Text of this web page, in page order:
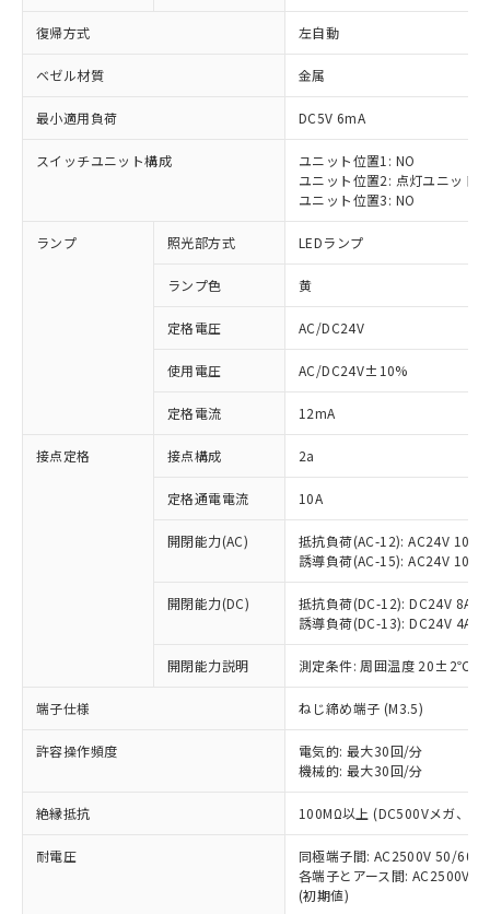
復帰方式 左自動
ベゼル材質 金属
最小適用負荷 DC5V 6mA
スイッチユニット構成
ユニット位置1: NO
ユニット位置2: 点灯ユニット
ユニット位置3: NO
ランプ 照光部方式 LEDランプ
ランプ色 黄
定格電圧 AC/DC24V
使用電圧 AC/DC24V±10%
定格電流 12mA
接点定格 接点構成 2a
定格通電電流 10A
開閉能力(AC)
抵抗負荷(AC-12): AC24V 10A/
誘導負荷(AC-15): AC24V
開閉能力(DC)
抵抗負荷(DC-12): DC24V 8A/
誘導負荷(DC-13): DC24V 4A/
開閉能力説明 測定条件: 周囲温度 20±2℃、
端子仕様 ねじ締め端子 (M3.5)
許容操作頻度
電気的: 最大30回/分
機械的: 最大30回/分
絶縁抵抗 100MΩ以上 (DC500Vメガ、点
耐電圧
同極端子間: AC2500V 50/
各端子とアース間: AC2500V
(初期値)
ご利用条件
以下の条件をお読みいただき、同意のうえ
ご利用ください。
本サービスは、当社制御機器事業取扱
商品の当社在庫状況および標準価格
(税抜)を提供させていただくもので
当社制御機器事業取扱商品の中には、
本サービスの対象外となる商品もある
ことをご了承ください。
在庫状況および標準価格照会結果は、
記載している更新日時点での社内デー
タに基づき作成されるものであり、閲
覧された時点での実際の在庫および標
準価格とは異なる場合があることをご
※1 対応状況
対応済み：EU RoHS指令（10物質）の
非含有に対応した製品が提供可能な商品で
す。
対応予定：EU RoHS指令（10物質）の非含
有に対応した製品に切り替える予定のある
対応予定なし：EU RoHS指令（10物質）の
非含有に非対応の商品で、対応品を出す予
定はありません。
調査・確認中：EU RoHS指令（10物質）の
非含有の対応状況を調査中または確認中の
非該当品：ライセンス料など無形物で、有
害物質有無と関係のない商品です。
仕入先様の事情により、非含有部品として
いたものが、含有品と判明した場合などや
むを得ず変更することがあります。
六価クロム(Cr(Ⅵ)) 1000ppm以下、ポリ臭化ビフェニル
類(PBB) 1000ppm以下、ポリ臭化ジフェニルエーテル類
「○」：最大均質材料含有率が中国RoHSの
基準値以下であることを示します。
「×」：最大均質材料含有率が中国RoHSの
基準値を超えていることを示します。
「－」：未確認です。当社販売部門へお問
*中国RoHS10物質の基準値 (GB/T26572)：
Pb(鉛) :1000ppm、 Hg(水銀) : 1000ppm、 Cd(カドミウ
Cr(Ⅵ)(六価クロム) : 1000ppm、 PBBs(ポリ臭化ビフェ
当社は、これら貴社製品のうち、外国
為替および外国貿易法に定める商品
（以下｢規制貨物等」という）を輸出
または国外への提供する場合は、日本
国政府の輸出許可(または役務取引許
可)を取得するなどの必要な手続きを